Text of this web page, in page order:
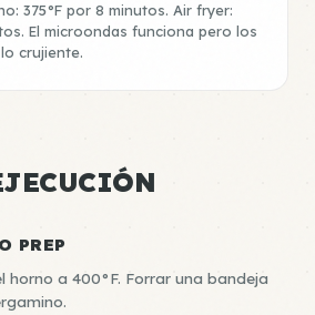
375°F por 8 minutos. Air fryer:
El microondas funciona pero los
crujiente.
PREP
horno a 400°F. Forrar una bandeja